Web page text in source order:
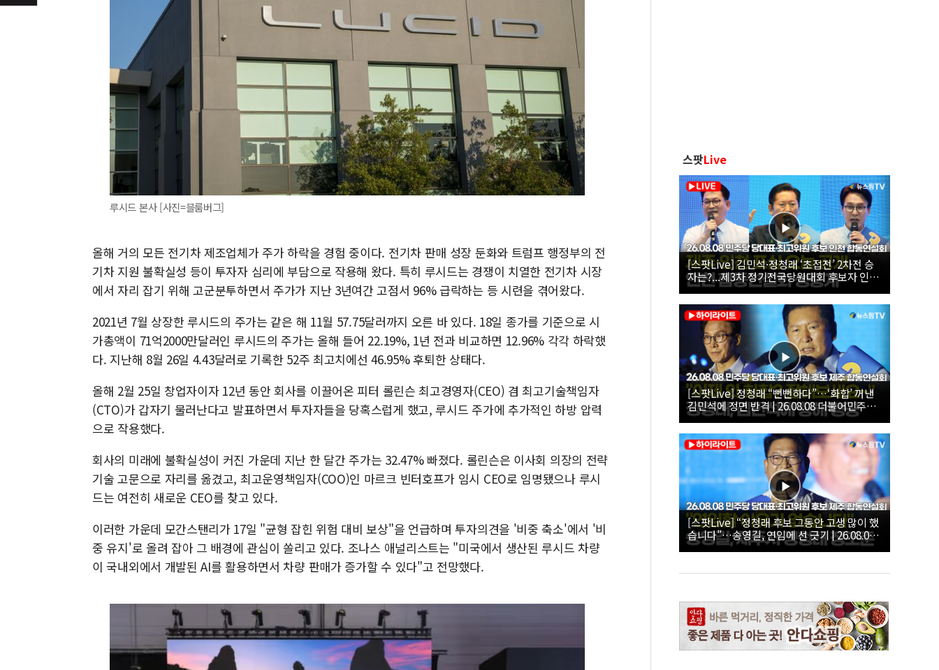
루시드 본사 [사진=블룸버그]
올해 거의 모든 전기차 제조업체가 주가 하락을 경험 중이다. 전기차 판매 성장 둔화와 트럼프 행정부의 전
기차 지원 불확실성 등이 투자자 심리에 부담으로 작용해 왔다. 특히 루시드는 경쟁이 치열한 전기차 시장
에서 자리 잡기 위해 고군분투하면서 주가가 지난 3년여간 고점서 96% 급락하는 등 시련을 겪어왔다.
2021년 7월 상장한 루시드의 주가는 같은 해 11월 57.75달러까지 오른 바 있다. 18일 종가를 기준으로 시
가총액이 71억2000만달러인 루시드의 주가는 올해 들어 22.19%, 1년 전과 비교하면 12.96% 각각 하락했
다. 지난해 8월 26일 4.43달러로 기록한 52주 최고치에선 46.95% 후퇴한 상태다.
올해 2월 25일 창업자이자 12년 동안 회사를 이끌어온 피터 롤린슨 최고경영자(CEO) 겸 최고기술책임자
(CTO)가 갑자기 물러난다고 발표하면서 투자자들을 당혹스럽게 했고, 루시드 주가에 추가적인 하방 압력
으로 작용했다.
회사의 미래에 불확실성이 커진 가운데 지난 한 달간 주가는 32.47% 빠졌다. 롤린슨은 이사회 의장의 전략
기술 고문으로 자리를 옮겼고, 최고운영책임자(COO)인 마르크 빈터호프가 임시 CEO로 임명됐으나 루시
드는 여전히 새로운 CEO를 찾고 있다.
이러한 가운데 모간스탠리가 17일 "균형 잡힌 위험 대비 보상"을 언급하며 투자의견을 '비중 축소'에서 '비
중 유지'로 올려 잡아 그 배경에 관심이 쏠리고 있다. 조나스 애널리스트는 "미국에서 생산된 루시드 차량
이 국내외에서 개발된 AI를 활용하면서 차량 판매가 증가할 수 있다"고 전망했다.
스팟Live
[스팟Live] 김민석·정청래 ‘초접전’ 2차전 승
자는?...제3차 정기전국당원대회 후보자 인천
합동연설회 생중계 | 26.08.08
[스팟Live] 정청래 “뻔뻔하다”…‘화합’ 꺼낸
김민석에 정면 반격 | 26.08.08 더불어민주당
당대표·최고위원 후보 제주 합동연설회
[스팟Live] “정청래 후보 그동안 고생 많이 했
습니다”…송영길, 연임에 선 긋기 | 26.08.08
더불어민주당 당대표·최고위원 후보 제주 합